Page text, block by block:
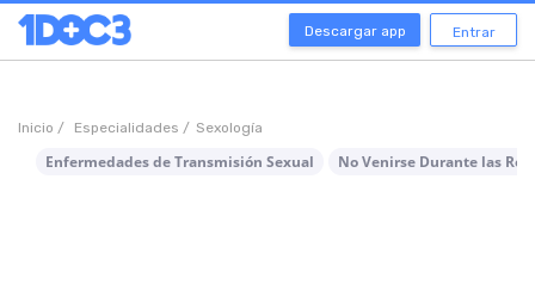
Descargar app Entrar
Inicio / Especialidades / Sexología
Enfermedades de Transmisión Sexual No Venirse Durante las